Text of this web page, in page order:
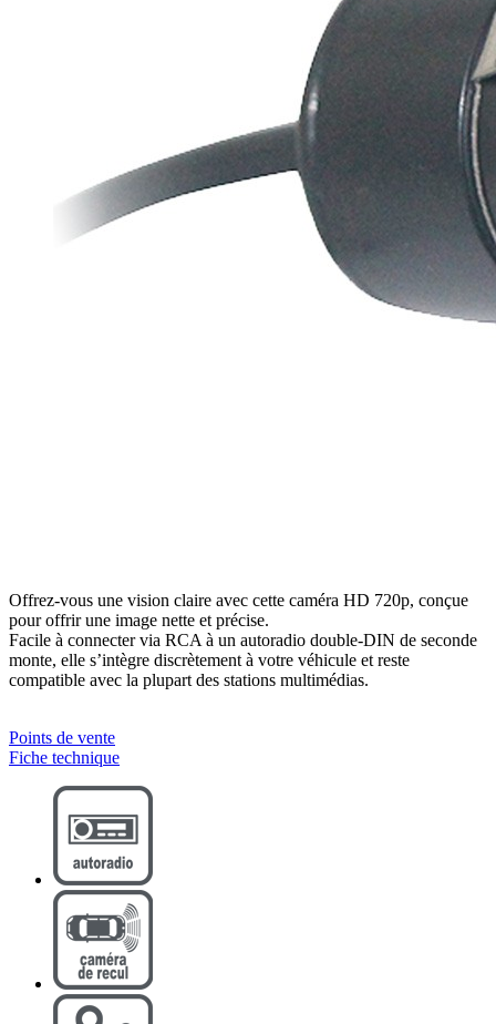
Offrez-vous une vision claire avec cette caméra HD 720p, conçue
pour offrir une image nette et précise.
Facile à connecter via RCA à un autoradio double-DIN de seconde
monte, elle s’intègre discrètement à votre véhicule et reste
compatible avec la plupart des stations multimédias.
Points de vente
Fiche technique